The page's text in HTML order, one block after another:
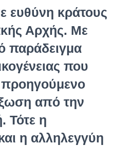
ευθύνη κράτους
Αρχής. Με
παράδειγμα
που
προηγούμενο
από την
Τότε η
η αλληλεγγύη